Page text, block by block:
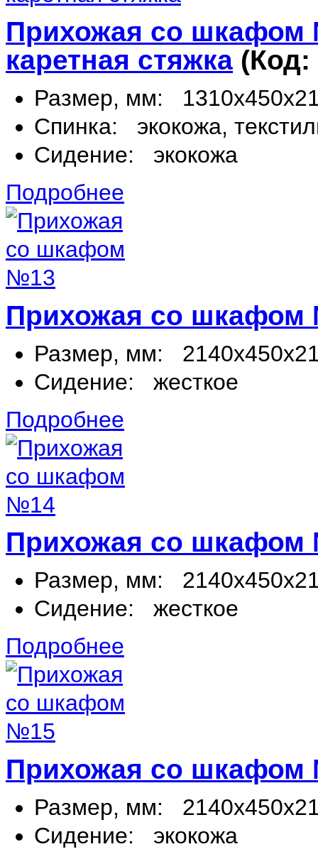
Прихожая со шкафом
каретная стяжка (Код:
Размер, мм:
Спинка:
экокожа,
Сидение:
экокожа
Подробнее
Прихожая со
Размер, мм:
Сидение:
жесткое
Подробнее
Прихожая со
Размер, мм:
Сидение:
жесткое
Подробнее
Прихожая со
Размер, мм:
Сидение:
экокожа